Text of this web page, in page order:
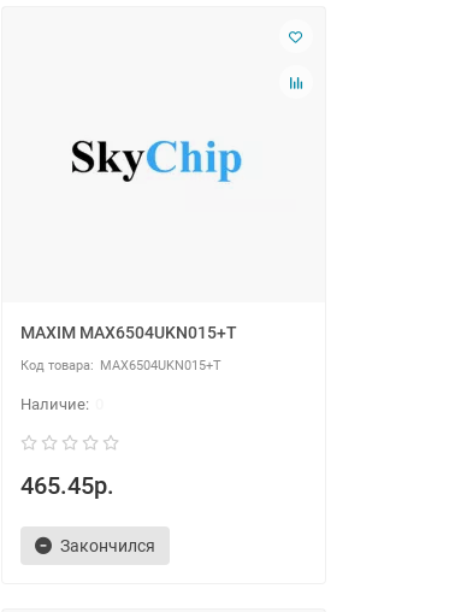
MAXIM MAX6504UKN015+T
MAX6504UKN015+T
465.45р.
Закончился